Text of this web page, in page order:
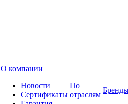
О компании
Новости
Сертификаты
По
отраслям